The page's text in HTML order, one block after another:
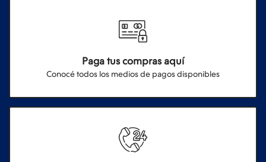
Paga tus compras aquí
Conocé todos los medios de pagos disponibles